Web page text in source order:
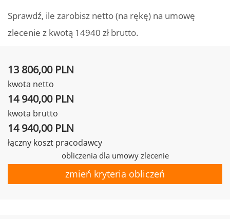
Sprawdź, ile zarobisz netto (na rękę) na umowę
zlecenie z kwotą 14940 zł brutto.
13 806,00 PLN
kwota netto
14 940,00 PLN
kwota brutto
14 940,00 PLN
łączny koszt pracodawcy
obliczenia dla umowy zlecenie
zmień kryteria obliczeń